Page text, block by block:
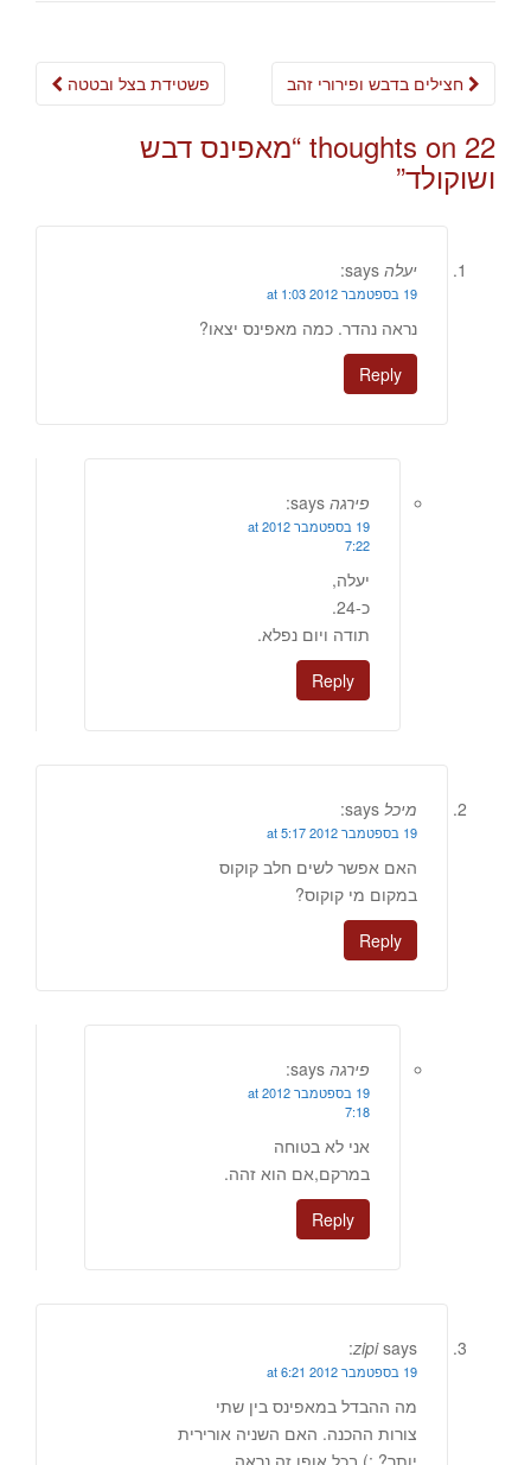
Post
פשטידת בצל ובטטה
22 thoughts on “ מאפינס דבש
ושוקולד”
יעלה says:
19 בספטמבר 2012 at 1:03
נראה נהדר. כמה מאפינס יצאו?
Reply
פירגה says:
19 בספטמבר 2012 at
7:22
יעלה,
כ-24.
תודה ויום נפלא.
Reply
מיכל says:
19 בספטמבר 2012 at 5:17
האם אפשר לשים חלב קוקוס
במקום מי קוקוס?
Reply
פירגה says:
19 בספטמבר 2012 at
7:18
אני לא בטוחה
במרקם,אם הוא זהה.
Reply
zipi says:
19 בספטמבר 2012 at 6:21
מה ההבדל במאפינס בין שתי
צורות ההכנה. האם השניה אורירית
יותר? ;) בכל אופן זה נראה